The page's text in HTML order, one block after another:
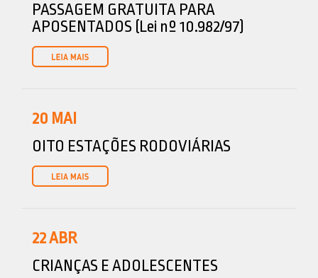
PASSAGEM GRATUITA PARA
APOSENTADOS (Lei nº 10.982/97)
20 MAI
OITO ESTAÇÕES RODOVIÁRIAS
22ABR
CRIANÇAS E ADOLESCENTES